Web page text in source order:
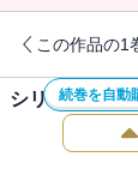
この作品の1
続巻を自動
シリーズ作品(